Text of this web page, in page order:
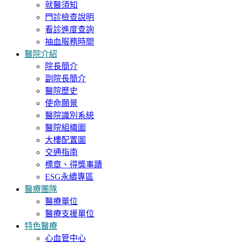
就醫須知
門診檢查說明
看診進度查詢
抽血服務時間
醫院介紹
院長簡介
副院長簡介
醫院歷史
使命願景
醫院識別系統
醫院組織圖
大樓配置圖
交通指南
標章、得獎事蹟
ESG永續專區
醫療團隊
醫療單位
醫療支援單位
特色醫療
心血管中心